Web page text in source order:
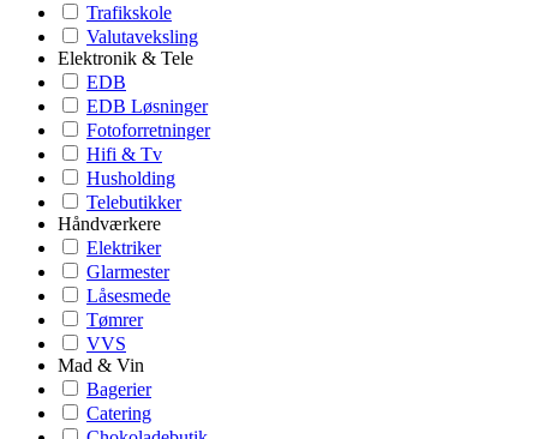
Trafikskole
Valutaveksling
Elektronik & Tele
EDB
EDB Løsninger
Fotoforretninger
Hifi & Tv
Husholding
Telebutikker
Håndværkere
Elektriker
Glarmester
Låsesmede
Tømrer
VVS
Mad & Vin
Bagerier
Catering